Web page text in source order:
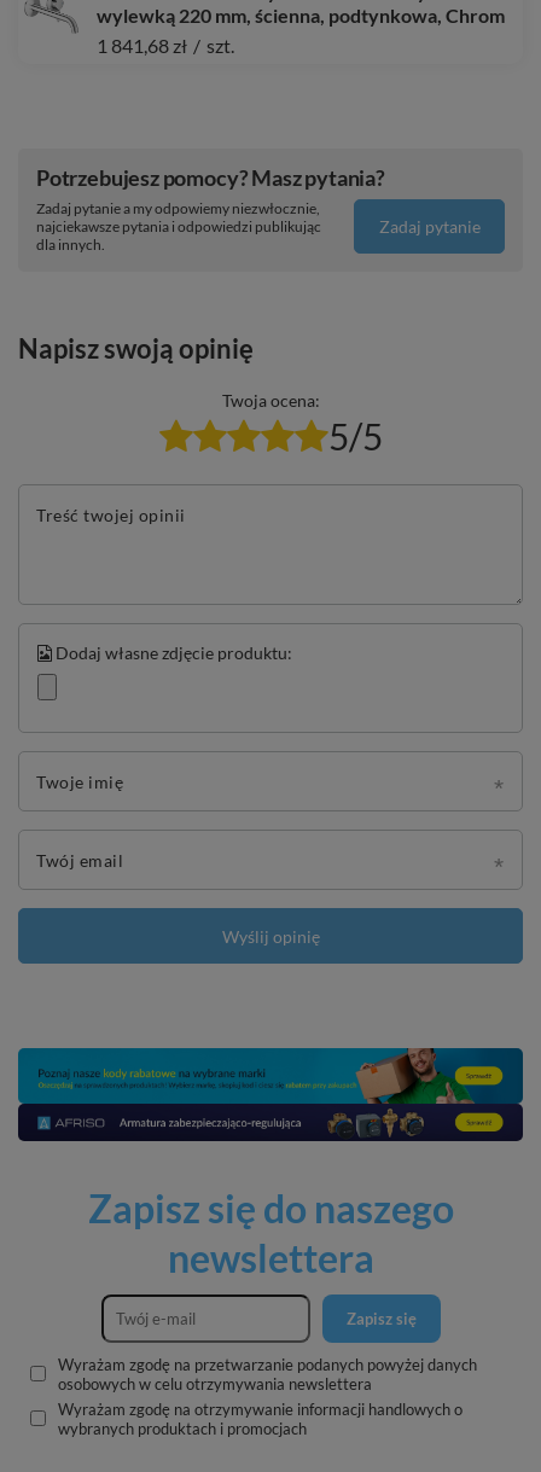
wylewką 220 mm, ścienna, podtynkowa, Chrom
1 841,68 zł / szt.
Potrzebujesz pomocy? Masz pytania?
Zadaj pytanie a my odpowiemy niezwłocznie,
najciekawsze pytania i odpowiedzi publikując
dla innych.
Zadaj pytanie
Napisz swoją opinię
Twoja ocena:
5/5
Treść twojej opinii
Dodaj własne zdjęcie produktu:
Twoje imię
Twój email
Wyślij opinię
Zapisz się do naszego
newslettera
Zapisz się
Wyrażam zgodę na przetwarzanie podanych powyżej danych
osobowych w celu otrzymywania newslettera
Wyrażam zgodę na otrzymywanie informacji handlowych o
wybranych produktach i promocjach